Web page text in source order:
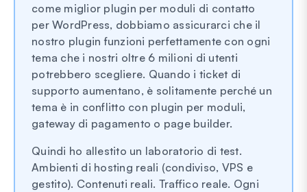
come miglior plugin per moduli di contatto
per WordPress, dobbiamo assicurarci che il
nostro plugin funzioni perfettamente con ogni
tema che i nostri oltre 6 milioni di utenti
potrebbero scegliere. Quando i ticket di
supporto aumentano, è solitamente perché un
tema è in conflitto con plugin per moduli,
gateway di pagamento o page builder.
Quindi ho allestito un laboratorio di test.
Ambienti di hosting reali (condiviso, VPS e
gestito). Contenuti reali. Traffico reale. Ogni